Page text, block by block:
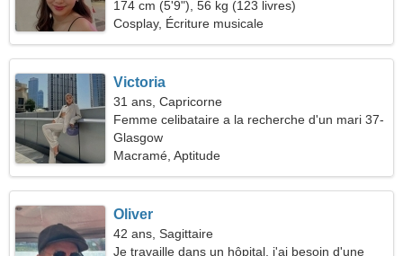
174 cm (5'9"), 56 kg (123 livres)
Cosplay, Écriture musicale
Victoria
31 ans, Capricorne
Femme celibataire a la recherche d'un mari 37-
43
Glasgow
Macramé, Aptitude
Oliver
42 ans, Sagittaire
Je travaille dans un hôpital, j'ai besoin d'une